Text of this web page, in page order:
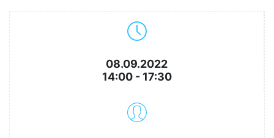
08.09.2022
14:00 - 17:30